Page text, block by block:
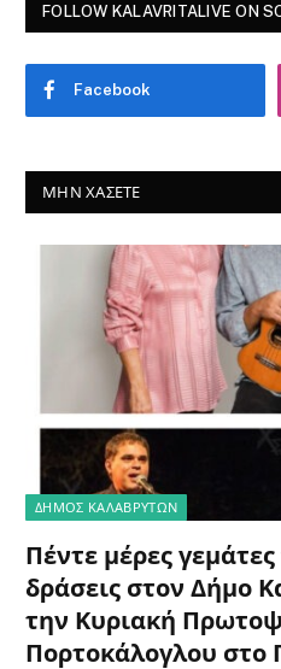
FOLLOW KALAVRITALIVE ON
Facebook
ΜΗΝ ΧΆΣΕΤΕ
ΔΗΜΟΣ ΚΑΛΑΒΡΥΤΩΝ
Πέντε μέρες γεμάτες
δράσεις στον Δήμο
την Κυριακή
Πορτοκάλογλου στο